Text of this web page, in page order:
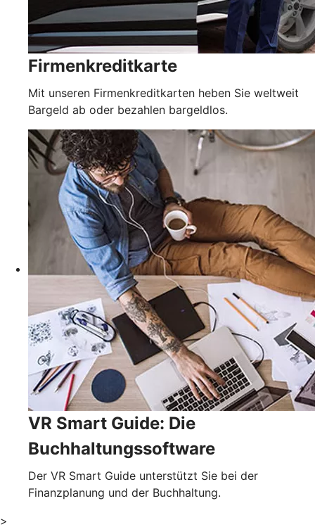
Firmenkreditkarte
Mit unseren Firmenkreditkarten heben Sie weltweit
Bargeld ab oder bezahlen bargeldlos.
VR Smart Guide: Die
Buchhaltungssoftware
Der VR Smart Guide unterstützt Sie bei der
Finanzplanung und der Buchhaltung.
>